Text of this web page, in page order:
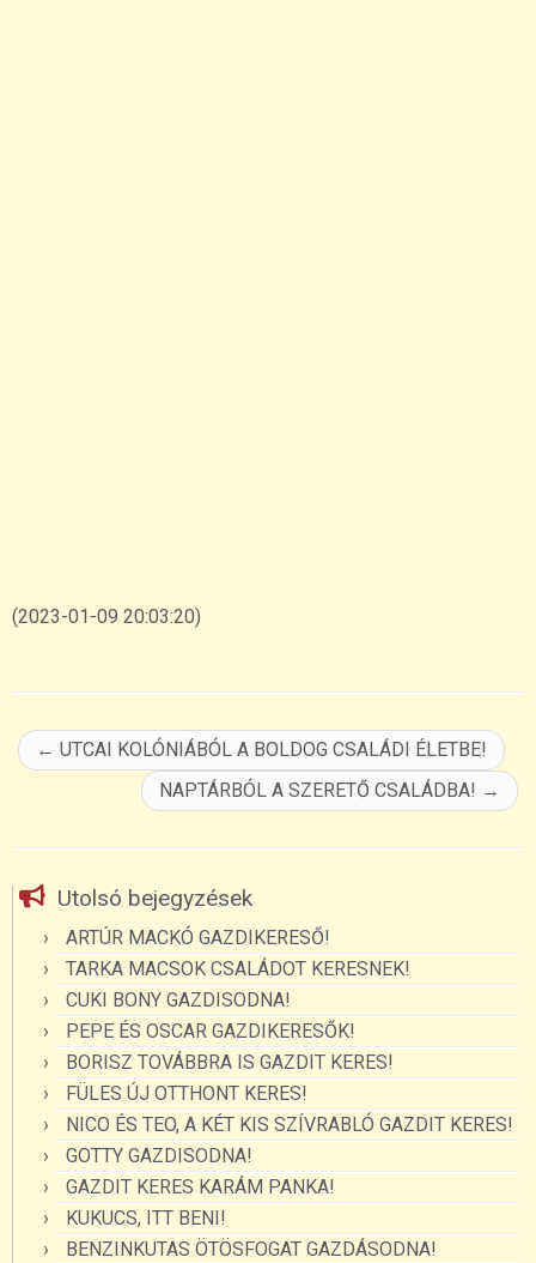
(2023-01-09 20:03:20)
← UTCAI KOLÓNIÁBÓL A BOLDOG CSALÁDI ÉLETBE!
NAPTÁRBÓL A SZERETŐ CSALÁDBA! →
Utolsó bejegyzések
ARTÚR MACKÓ GAZDIKERESŐ!
TARKA MACSOK CSALÁDOT KERESNEK!
CUKI BONY GAZDISODNA!
PEPE ÉS OSCAR GAZDIKERESŐK!
BORISZ TOVÁBBRA IS GAZDIT KERES!
FÜLES ÚJ OTTHONT KERES!
NICO ÉS TEO, A KÉT KIS SZÍVRABLÓ GAZDIT KERES!
GOTTY GAZDISODNA!
GAZDIT KERES KARÁM PANKA!
KUKUCS, ITT BENI!
BENZINKUTAS ÖTÖSFOGAT GAZDÁSODNA!